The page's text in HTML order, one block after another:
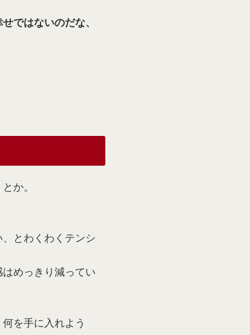
ではないのだな、
か。
とわくわくテンシ
めっきり減ってい
を手に入れよう